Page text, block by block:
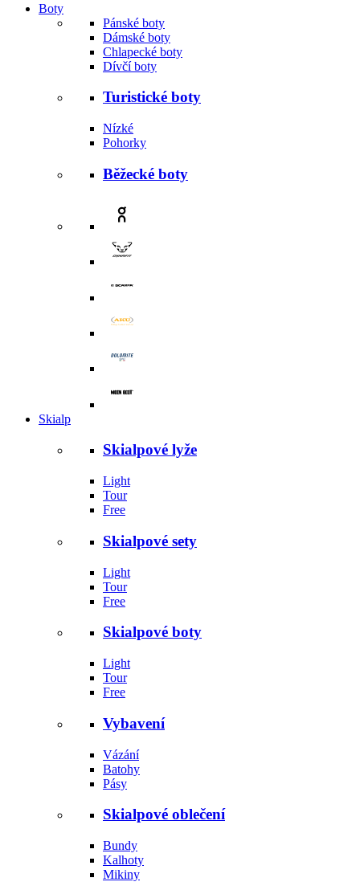
Boty
Pánské boty
Dámské boty
Chlapecké boty
Dívčí boty
Turistické boty
Nízké
Pohorky
Běžecké boty
Skialp
Skialpové lyže
Light
Tour
Free
Skialpové sety
Light
Tour
Free
Skialpové boty
Light
Tour
Free
Vybavení
Vázání
Batohy
Pásy
Skialpové oblečení
Bundy
Kalhoty
Mikiny